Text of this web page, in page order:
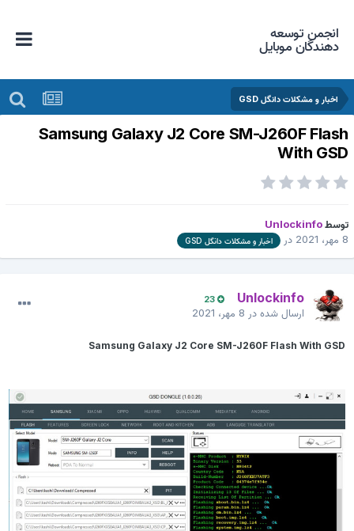
انجمن توسعه
دهندگان موبایل
اخبار و مشکلات دانگل GSD
Samsung Galaxy J2 Core SM-J260F
With
Unlockinfo
در اخبار و مشکلات دانگل GSD
Unlockinfo
23
ارسال شده در8 مهر، 2021
Samsung Galaxy J2 Core SM-J260F Flash With GSD